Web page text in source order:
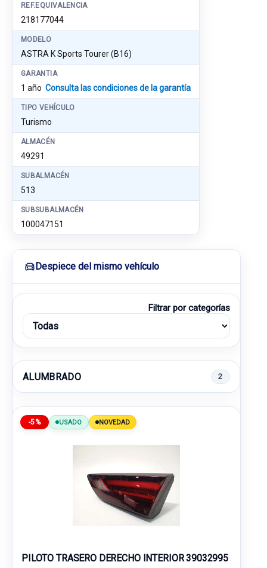
REF.EQUIVALENCIA
218177044
MODELO
ASTRA K Sports Tourer (B16)
GARANTIA
1 año Consulta las condiciones de la garantía
TIPO VEHÍCULO
Turismo
ALMACÉN
49291
SUBALMACÉN
513
SUBSUBALMACÉN
100047151
Despiece del mismo vehículo
Filtrar por categorías
ALUMBRADO 2
-5% USADO NOVEDAD
PILOTO TRASERO DERECHO INTERIOR 39032995